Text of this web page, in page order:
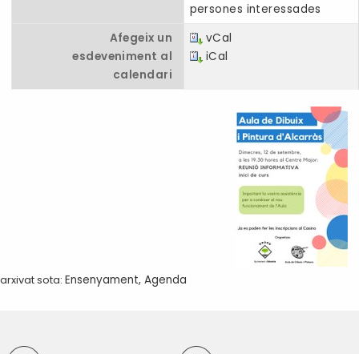
persones interessades
Afegeix un
esdeveniment al
calendari
vCal
iCal
arxivat sota: Ensenyament, Agenda